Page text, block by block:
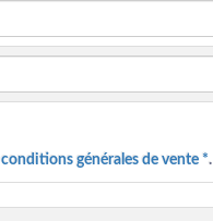
conditions générales de vente *.